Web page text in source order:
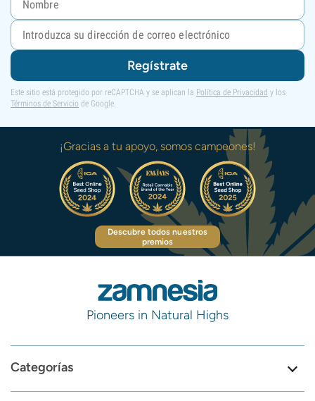
Regístrate
Este sitio está protegido por reCAPTCHA y se aplican la Política de Privacidad y los
Términos de Servicio de Google.
¡Gracias a tu apoyo, somos campeones!
Descubre todos nuestros
premios
Pioneers in Natural Highs
Categorías